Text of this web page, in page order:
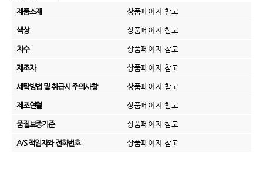
제품소재 상품페이지 참고
색상 상품페이지 참고
치수 상품페이지 참고
제조자 상품페이지 참고
세탁방법 및 취급시 주의사항 상품페이지 참고
제조연월 상품페이지 참고
품질보증기준 상품페이지 참고
A/S 책임자와 전화번호 상품페이지 참고